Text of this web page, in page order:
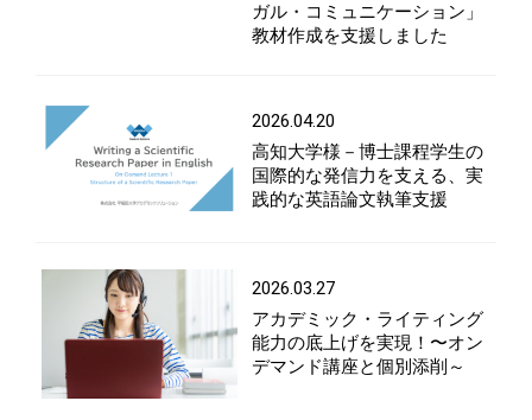
ガル・コミュニケーション」
教材作成を支援しました
2026.04.20
高知大学様－博士課程学生の
国際的な発信力を支える、実
践的な英語論文執筆支援
2026.03.27
アカデミック・ライティング
能力の底上げを実現！〜オン
デマンド講座と個別添削～